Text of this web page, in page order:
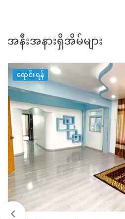
အနီးအနားရှိအိမ်များ
ရောင်းရန်